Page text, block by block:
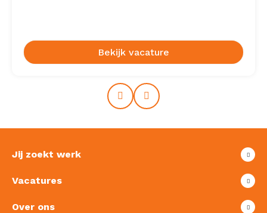
Bekijk vacature
Prev Next
Jij zoekt werk
Vacatures
Over ons